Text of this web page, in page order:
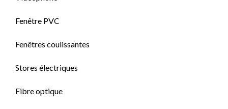
Fenêtre PVC
Fenêtres coulissantes
Stores électriques
Fibre optique